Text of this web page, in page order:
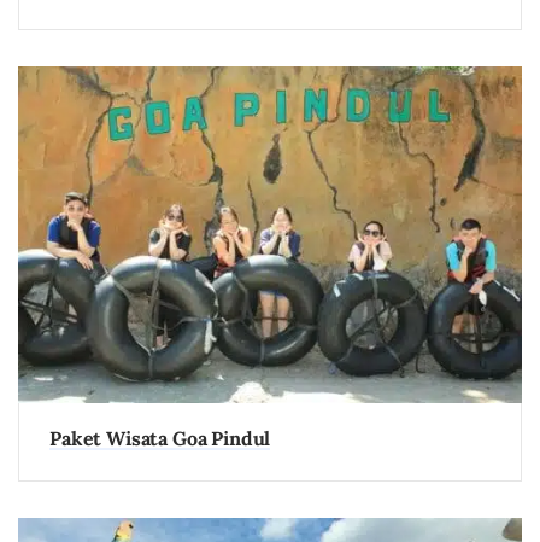
Paket Wisata Goa Pindul